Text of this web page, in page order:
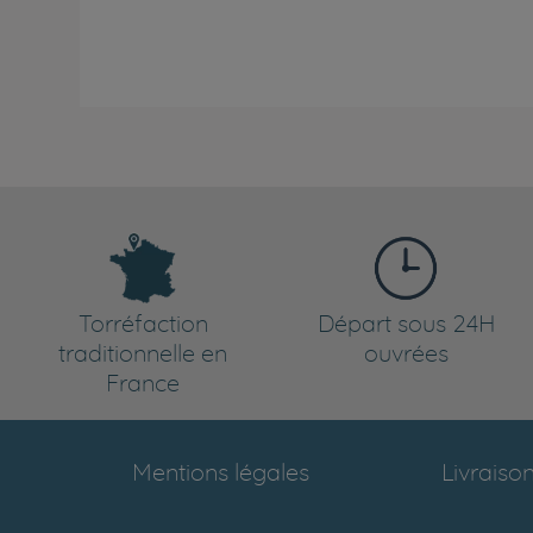
Torréfaction
traditionnelle en
France
Départ sous 24H
ouvrées
Mentions légales Livraison